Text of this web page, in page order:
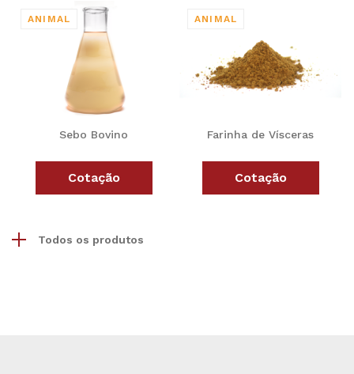
Sebo Bovino
Cotação
Farinha de Vísceras
Cotação
Todos os produtos